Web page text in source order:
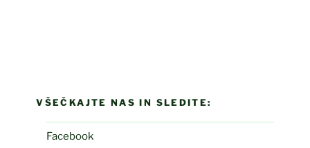
VŠEČKAJTE NAS IN SLEDITE:
Facebook